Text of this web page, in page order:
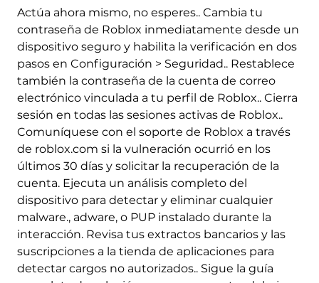
Actúa ahora mismo, no esperes.. Cambia tu
contraseña de Roblox inmediatamente desde un
dispositivo seguro y habilita la verificación en dos
pasos en Configuración > Seguridad.. Restablece
también la contraseña de la cuenta de correo
electrónico vinculada a tu perfil de Roblox.. Cierra
sesión en todas las sesiones activas de Roblox..
Comuníquese con el soporte de Roblox a través
de roblox.com si la vulneración ocurrió en los
últimos 30 días y solicitar la recuperación de la
cuenta. Ejecuta un análisis completo del
dispositivo para detectar y eliminar cualquier
malware., adware, o PUP instalado durante la
interacción. Revisa tus extractos bancarios y las
suscripciones a la tienda de aplicaciones para
detectar cargos no autorizados.. Sigue la guía
Herramienta de